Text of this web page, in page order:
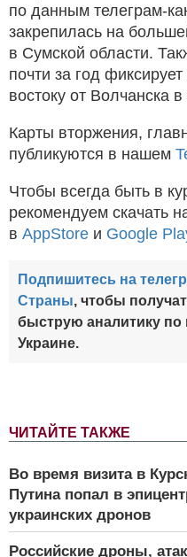
ЧИТАЙТЕ ТАКЖЕ
Во время визита в
Путина попал в
украинских дронов
Российские дроны,
по данным телеграм-
закрепилась на
в Сумской области.
почти за год
востоку от Волчанска
Карты вторжения,
публикуются в нашем
Чтобы всегда быть в
рекомендуем скачать
в AppStore и Google
Подпишитесь на
Страны, чтобы
быструю аналитику
Украине.